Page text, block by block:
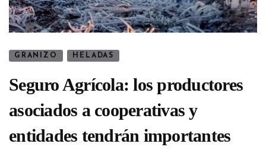
GRANIZO HELADAS
Seguro Agrícola: los productores
asociados a cooperativas y
entidades tendrán importantes